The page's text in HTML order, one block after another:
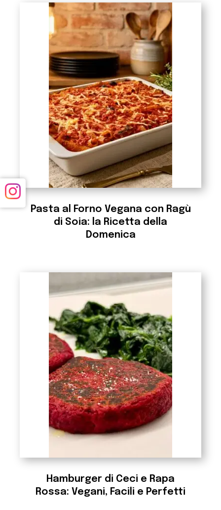
Pasta al Forno Vegana con Ragù
di Soia: la Ricetta della
Domenica
Hamburger di Ceci e Rapa
Rossa: Vegani, Facili e Perfetti